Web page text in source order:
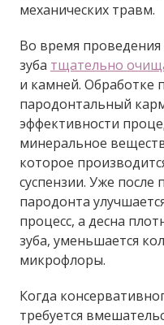
механических травм.
Во время
зуба тщательно
и камней. Обработке
пародонтальный
эффективности
минеральное
которое
суспензии. Уже после
пародонта
процесс, а десна
зуба, уменьшается
микрофлоры.
Когда
требуется